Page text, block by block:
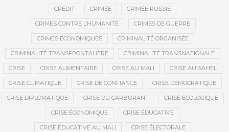
CRÉDIT CRIMÉE CRIMÉE RUSSIE
CRIMES CONTRE L’HUMANITÉ CRIMES DE GUERRE
CRIMES ÉCONOMIQUES CRIMINALITÉ ORGANISÉE
CRIMINALITÉ TRANSFRONTALIÈRE CRIMINALITÉ TRANSNATIONALE
CRISE CRISE ALIMENTAIRE CRISE AU MALI CRISE AU SAHEL
CRISE CLIMATIQUE CRISE DE CONFIANCE CRISE DÉMOCRATIQUE
CRISE DIPLOMATIQUE CRISE DU CARBURANT CRISE ÉCOLOGIQUE
CRISE ÉCONOMIQUE CRISE ÉDUCATIVE
CRISE ÉDUCATIVE AU MALI CRISE ÉLECTORALE